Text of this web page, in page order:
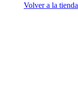
Volver a la tienda